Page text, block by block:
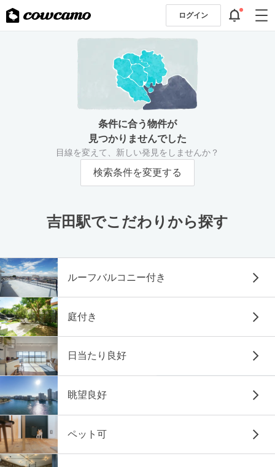
ログイン
条件に合う物件が
見つかりませんでした
目線を変えて、新しい発見をしませんか？
検索条件を変更する
吉田駅でこだわりから探す
ルーフバルコニー付き
庭付き
日当たり良好
眺望良好
ペット可